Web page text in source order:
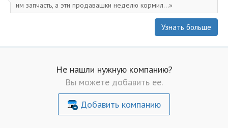
им запчасть, а эти продавашки неделю кормил...
Узнать больше
Не нашли нужную компанию?
Вы можете добавить ее.
Добавить компанию